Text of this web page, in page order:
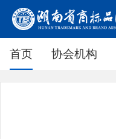
首页 协会机构